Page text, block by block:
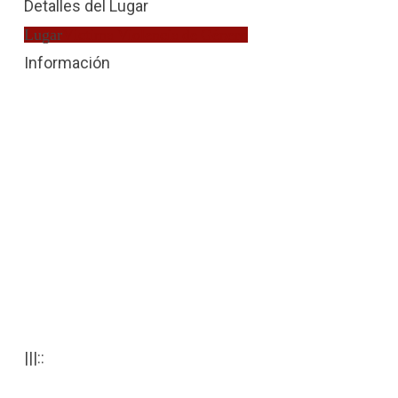
Detalles del Lugar
LugarVíctima Violencia de Género
Información
|||::